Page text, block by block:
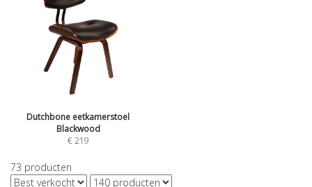
Dutchbone eetkamerstoel
Blackwood
€219
73 producten